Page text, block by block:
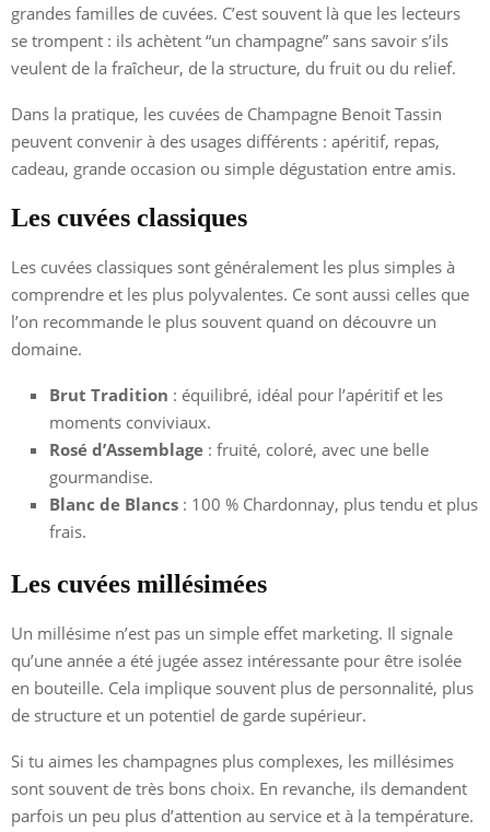
grandes familles de cuvées. C’est souvent là que les lecteurs
se trompent : ils achètent “un champagne” sans savoir s’ils
veulent de la fraîcheur, de la structure, du fruit ou du relief.
Dans la pratique, les cuvées de Champagne Benoit Tassin
peuvent convenir à des usages différents : apéritif, repas,
cadeau, grande occasion ou simple dégustation entre amis.
Les cuvées classiques
Les cuvées classiques sont généralement les plus simples à
comprendre et les plus polyvalentes. Ce sont aussi celles que
l’on recommande le plus souvent quand on découvre un
domaine.
Brut Tradition : équilibré, idéal pour l’apéritif et les
moments conviviaux.
Rosé d’Assemblage : fruité, coloré, avec une belle
gourmandise.
Blanc de Blancs : 100 % Chardonnay, plus tendu et plus
frais.
Les cuvées millésimées
Un millésime n’est pas un simple effet marketing. Il signale
qu’une année a été jugée assez intéressante pour être isolée
en bouteille. Cela implique souvent plus de personnalité, plus
de structure et un potentiel de garde supérieur.
Si tu aimes les champagnes plus complexes, les millésimes
sont souvent de très bons choix. En revanche, ils demandent
parfois un peu plus d’attention au service et à la température.